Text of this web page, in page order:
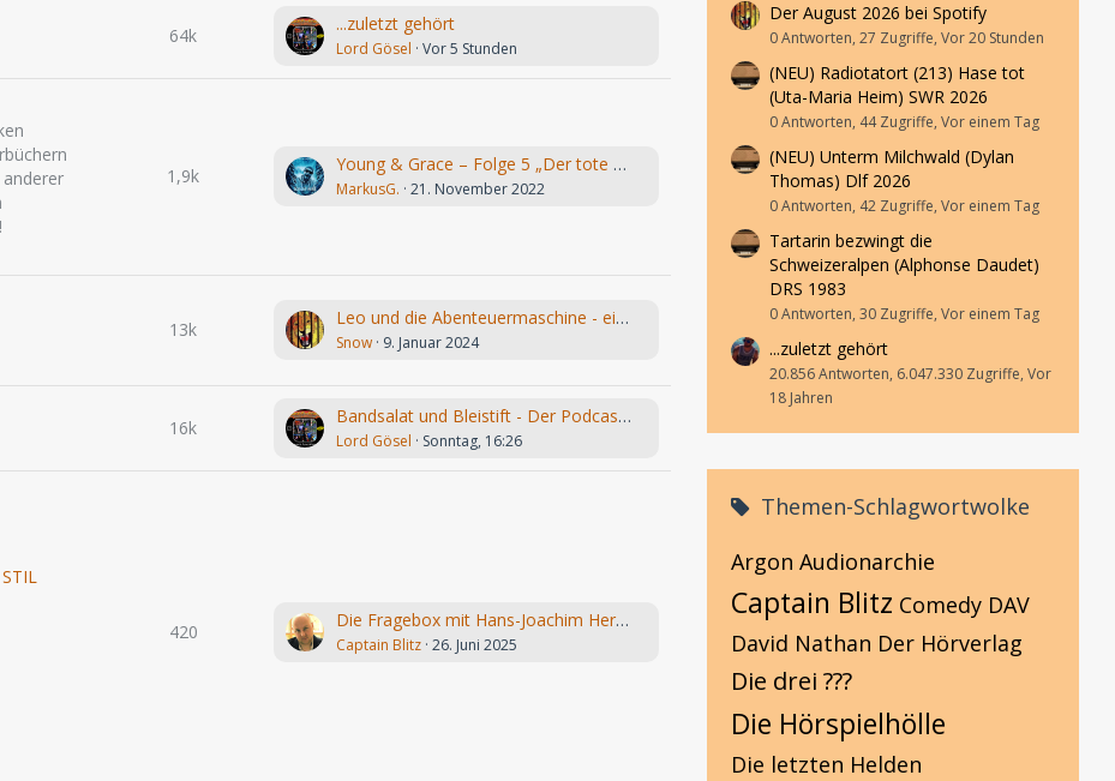
64k
...zuletzt gehört
Lord Gösel Vor 5 Stunden
1,9k
Young & Grace – Folge 5 „Der tote Mörder“ von TOS Hörfabrik
MarkusG. 21. November 2022
13k
Leo und die Abenteuermaschine - ein Hörspiel-Desaster mit Happy End
Snow 9. Januar 2024
16k
Bandsalat und Bleistift - Der Podcast für Kassetten-Kinder
Lord Gösel Sonntag, 16:26
420
Die Fragebox mit Hans-Joachim Herwald
Captain Blitz 26. Juni 2025
Der August 2026 bei Spotify
0 Antworten, 27 Zugriffe, Vor 20 Stunden
(NEU) Radiotatort (213) Hase tot
(Uta-Maria Heim) SWR 2026
0 Antworten, 44 Zugriffe, Vor einem Tag
(NEU) Unterm Milchwald (Dylan
Thomas) Dlf 2026
0 Antworten, 42 Zugriffe, Vor einem Tag
Tartarin bezwingt die
Schweizeralpen (Alphonse Daudet)
DRS 1983
0 Antworten, 30 Zugriffe, Vor einem Tag
...zuletzt gehört
20.856 Antworten, 6.047.330 Zugriffe, Vor
18 Jahren
Themen-Schlagwortwolke
Argon Audionarchie
Captain Blitz Comedy DAV
David Nathan Der Hörverlag
Die drei ???
Die Hörspielhölle
Die letzten Helden